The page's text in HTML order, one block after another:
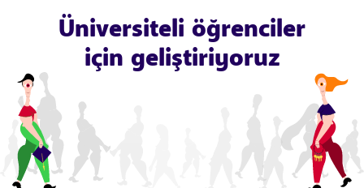
Üniversiteli öğrenciler
için geliştiriyoruz